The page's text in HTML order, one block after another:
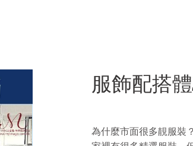
服飾配搭
為什麼市面很多靚服裝？